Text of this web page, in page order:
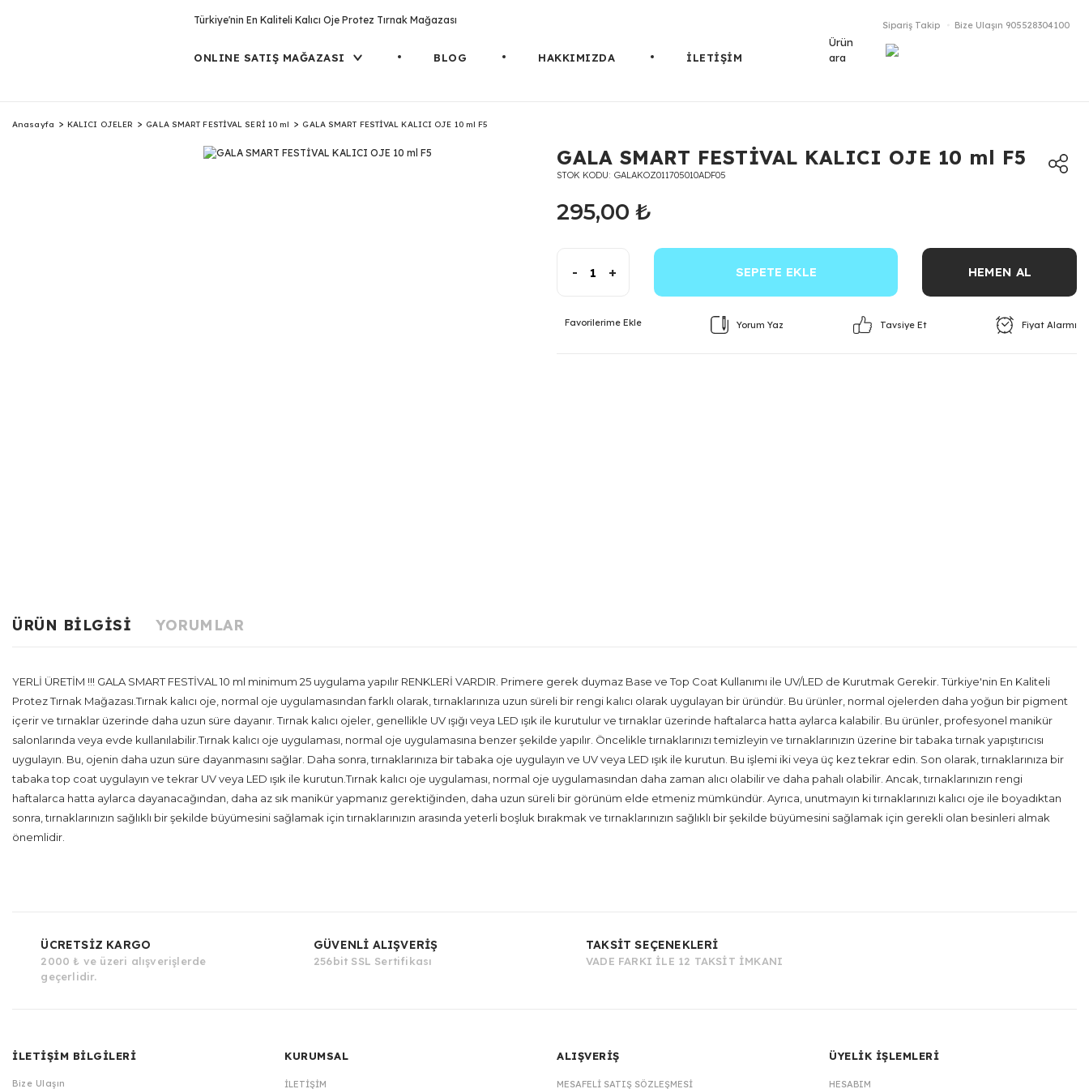
Türkiye'nin En Kaliteli Kalıcı Oje Protez Tırnak Mağazası
ONLINE SATIŞ MAĞAZASI BLOG HAKKIMIZDA İLETİŞİM
Sipariş Takip Bize Ulaşın 905528304100
Ürün
ara
Anasayfa KALICI OJELER GALA SMART FESTİVAL SERİ 10 ml GALA SMART FESTİVAL KALICI OJE 10 ml F5
GALA SMART FESTİVAL KALICI OJE 10 ml F5
STOK KODU GALAKOZ011705010ADF05
295,00 ₺
- + SEPETE EKLE HEMEN AL
Yorum Yaz Tavsiye Et Fiyat Alarmı
ÜRÜN BILGISI YORUMLAR
YERLİ ÜRETİM !!! GALA SMART FESTİVAL 10 ml minimum 25 uygulama yapılır RENKLERİ VARDIR. Primere gerek duymaz Base ve Top Coat Kullanımı ile UV/LED de Kurutmak Gerekir. Türkiye'nin En Kaliteli
Protez Tırnak Mağazası.Tırnak kalıcı oje, normal oje uygulamasından farklı olarak, tırnaklarınıza uzun süreli bir rengi kalıcı olarak uygulayan bir üründür. Bu ürünler, normal ojelerden daha yoğun bir pigment
içerir ve tırnaklar üzerinde daha uzun süre dayanır. Tırnak kalıcı ojeler, genellikle UV ışığı veya LED ışık ile kurutulur ve tırnaklar üzerinde haftalarca hatta aylarca kalabilir. Bu ürünler, profesyonel manikür
salonlarında veya evde kullanılabilir.Tırnak kalıcı oje uygulaması, normal oje uygulamasına benzer şekilde yapılır. Öncelikle tırnaklarınızı temizleyin ve tırnaklarınızın üzerine bir tabaka tırnak yapıştırıcısı
uygulayın. Bu, ojenin daha uzun süre dayanmasını sağlar. Daha sonra, tırnaklarınıza bir tabaka oje uygulayın ve UV veya LED ışık ile kurutun. Bu işlemi iki veya üç kez tekrar edin. Son olarak, tırnaklarınıza bir
tabaka top coat uygulayın ve tekrar UV veya LED ışık ile kurutun.Tırnak kalıcı oje uygulaması, normal oje uygulamasından daha zaman alıcı olabilir ve daha pahalı olabilir. Ancak, tırnaklarınızın rengi
haftalarca hatta aylarca dayanacağından, daha az sık manikür yapmanız gerektiğinden, daha uzun süreli bir görünüm elde etmeniz mümkündür. Ayrıca, unutmayın ki tırnaklarınızı kalıcı oje ile boyadıktan
sonra, tırnaklarınızın sağlıklı bir şekilde büyümesini sağlamak için tırnaklarınızın arasında yeterli boşluk bırakmak ve tırnaklarınızın sağlıklı bir şekilde büyümesini sağlamak için gerekli olan besinleri almak
önemlidir.
ÜCRETSİZ KARGO
2000 ₺ ve üzeri alışverişlerde
geçerlidir.
GÜVENLİ ALIŞVERİŞ
256bit SSL Sertifikası
TAKSİT SEÇENEKLERİ
VADE FARKI İLE 12 TAKSİT İMKANI
İLETİŞİM BİLGİLERİ
Bize Ulaşın
KURUMSAL
İLETIŞIM
ALIŞVERİŞ
MESAFELI SATIŞ SÖZLEŞMESI
ÜYELİK İŞLEMLERİ
HESABIM